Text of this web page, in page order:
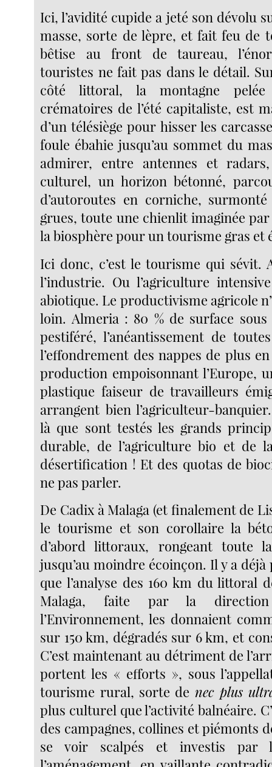
Ici, l’avidité cupide a jeté son dévolu
masse, sorte de lèpre, et fait feu de
bêtise au front de taureau,
touristes ne fait pas dans le détail.
côté littoral, la montagne
crématoires de l’été capitaliste, est
d’un télésiège pour hisser les
foule ébahie jusqu’au sommet du
admirer, entre antennes et
culturel, un horizon bétonné,
d’autoroutes en corniche,
grues, toute une chienlit imaginée
la biosphère pour un tourisme gras et
Ici donc, c’est le tourisme qui sévit.
l’industrie. Ou l’agriculture
abiotique. Le productivisme agricole
loin. Almeria : 80 % de surface
pestiféré, l’anéantissement de
l’effondrement des nappes de plus
production empoisonnant l’Europe,
plastique faiseur de travailleurs
arrangent bien l’agriculteur-
là que sont testés les grands
durable, de l’agriculture bio et de
désertification ! Et des quotas de
ne pas parler.
De Cadix à Malaga (et finalement de
le tourisme et son corollaire la
d’abord littoraux, rongeant toute
jusqu’au moindre écoinçon. Il y a
que l’analyse des 160 km du littoral
Malaga, faite par la
l’Environnement, les donnaient
sur 150 km, dégradés sur 6 km, et
C’est maintenant au détriment de
portent les « efforts », sous
tourisme rural, sorte de nec plus
plus culturel que l’activité balnéaire.
des campagnes, collines et piémonts
se voir scalpés et investis par